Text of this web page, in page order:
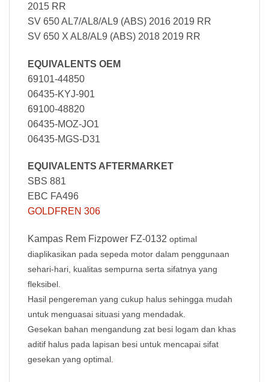
2015 RR
SV 650 AL7/AL8/AL9 (ABS) 2016 2019 RR
SV 650 X AL8/AL9 (ABS) 2018 2019 RR
EQUIVALENTS OEM
69101-44850
06435-KYJ-901
69100-48820
06435-MOZ-JO1
06435-MGS-D31
EQUIVALENTS AFTERMARKET
SBS 881
EBC FA496
GOLDFREN 306
Kampas Rem Fizpower FZ-0132 optimal
diaplikasikan pada sepeda motor dalam penggunaan
sehari-hari, kualitas sempurna serta sifatnya yang
fleksibel.
Hasil pengereman yang cukup halus sehingga mudah
untuk menguasai situasi yang mendadak.
Gesekan bahan mengandung zat besi logam dan khas
aditif halus pada lapisan besi untuk mencapai sifat
gesekan yang optimal.